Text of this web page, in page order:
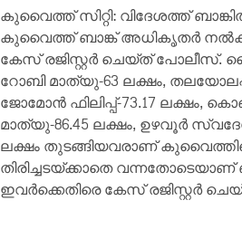
കുവൈത്ത് സിറ്റി: വിദേശത്ത്
കുവൈത്ത് ബാങ്ക് അധികൃതർ
കേസ് രജിസ്റ്റർ ചെയ്ത് പോലീസ്.
റോബി മാത്യു-63 ലക്ഷം,
ജോമോൻ ഫിലിപ്പ്-73.17 ലക്ഷം,
മാത്യു-86.45 ലക്ഷം, ഉഴവൂർ
ലക്ഷം തുടങ്ങിയവരാണ്
തിരിച്ചടയ്ക്കാതെ
ഇവർക്കെതിരെ കേസ് രജിസ്റ്റർ